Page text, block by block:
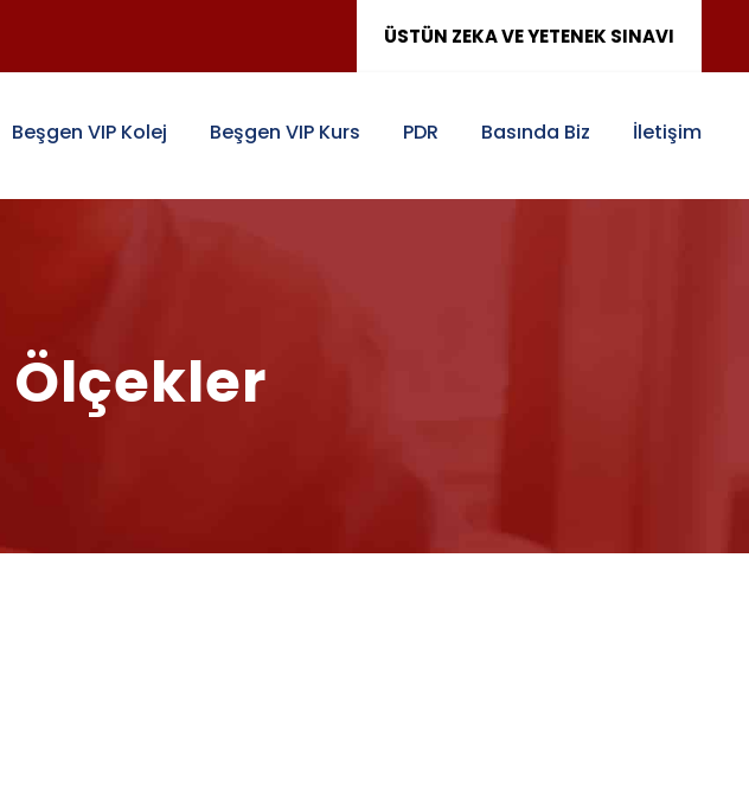
ÜSTÜN ZEKA VE YETENEK SINAVI
Beşgen VIP Kolej Beşgen VIP Kurs PDR Basında Biz İletişim